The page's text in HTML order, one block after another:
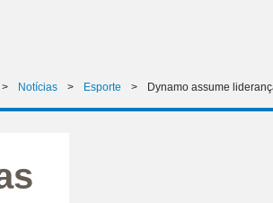
> Notícias > Esporte > Dynamo assume